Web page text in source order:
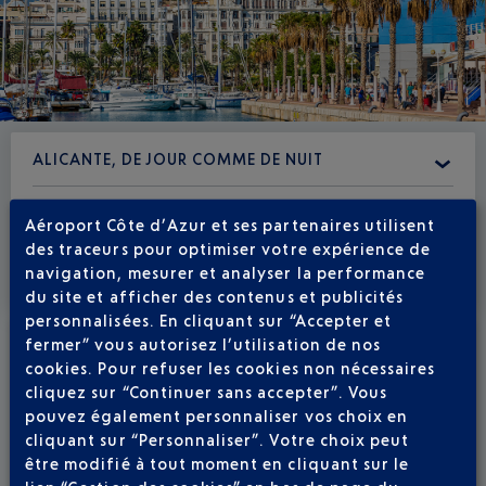
ALICANTE, DE JOUR COMME DE NUIT
LE TOP 10 DES CHOSES À FAIRE À
ALICANTE
Aéroport Côte d’Azur et ses partenaires utilisent
des traceurs pour optimiser votre expérience de
navigation, mesurer et analyser la performance
du site et afficher des contenus et publicités
personnalisées. En cliquant sur “Accepter et
fermer” vous autorisez l’utilisation de nos
cookies. Pour refuser les cookies non nécessaires
cliquez sur “Continuer sans accepter”. Vous
pouvez également personnaliser vos choix en
cliquant sur “Personnaliser”. Votre choix peut
être modifié à tout moment en cliquant sur le